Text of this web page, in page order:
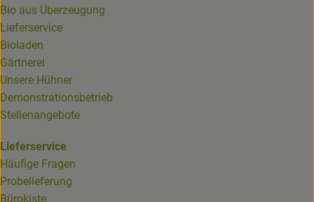
Bio aus Überzeugung
Lieferservice
Bioladen
Gärtnerei
Unsere Hühner
Demonstrationsbetrieb
Stellenangebote
Lieferservice
Häufige Fragen
Probelieferung
Bürokiste